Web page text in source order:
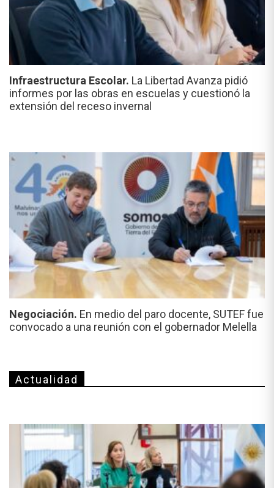
Infraestructura Escolar. La Libertad Avanza pidió
informes por las obras en escuelas y cuestionó la
extensión del receso invernal
Negociación. En medio del paro docente, SUTEF fue
convocado a una reunión con el gobernador Melella
Actualidad